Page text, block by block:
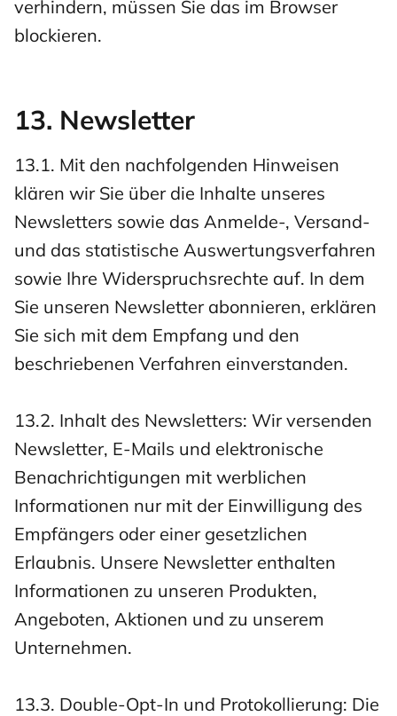
verhindern, müssen Sie das im Browser
blockieren.
13. Newsletter
13.1. Mit den nachfolgenden Hinweisen
klären wir Sie über die Inhalte unseres
Newsletters sowie das Anmelde-, Versand-
und das statistische Auswertungsverfahren
sowie Ihre Widerspruchsrechte auf. In dem
Sie unseren Newsletter abonnieren, erklären
Sie sich mit dem Empfang und den
beschriebenen Verfahren einverstanden.
13.2. Inhalt des Newsletters: Wir versenden
Newsletter, E-Mails und elektronische
Benachrichtigungen mit werblichen
Informationen nur mit der Einwilligung des
Empfängers oder einer gesetzlichen
Erlaubnis. Unsere Newsletter enthalten
Informationen zu unseren Produkten,
Angeboten, Aktionen und zu unserem
Unternehmen.
13.3. Double-Opt-In und Protokollierung: Die